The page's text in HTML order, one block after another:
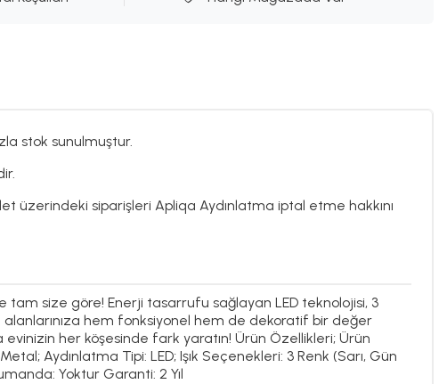
stok sunulmuştur.
üzerindeki siparişleri Apliqa Aydınlatma iptal etme hakkını
tam size göre! Enerji tasarrufu sağlayan LED teknolojisi, 3
alanlarınıza hem fonksiyonel hem de dekoratif bir değer
evinizin her köşesinde fark yaratın! Ürün Özellikleri; Ürün
Aydınlatma Tipi: LED; Işık Seçenekleri: 3 Renk (Sarı, Gün
Yoktur Garanti: 2 Yıl